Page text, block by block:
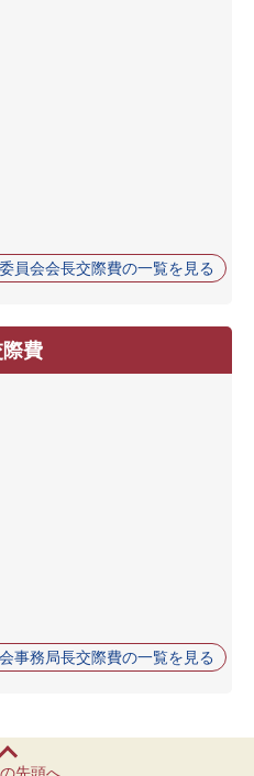
員会会長交際費の一覧を見る
費
事務局長交際費の一覧を見る